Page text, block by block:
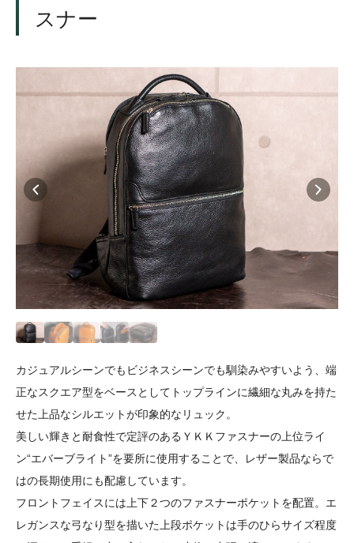
スナー
カジュアルシーンでもビジネスシーンでも馴染みやすいよう、端
正なスクエア型をベースとしてトップラインに繊細な丸みを持た
せた上品なシルエットが印象的なリュック。
美しい輝きと耐食性で定評のあるＹＫＫファスナーの上位ライ
ン“エバーブライト”を要所に使用することで、レザー製品ならで
はの長期使用にも配慮しています。
フロントフェイスには上下２つのファスナーポケットを配置。エ
レガンスな弓なり型を描いた上段ポケットは手のひらサイズ程度